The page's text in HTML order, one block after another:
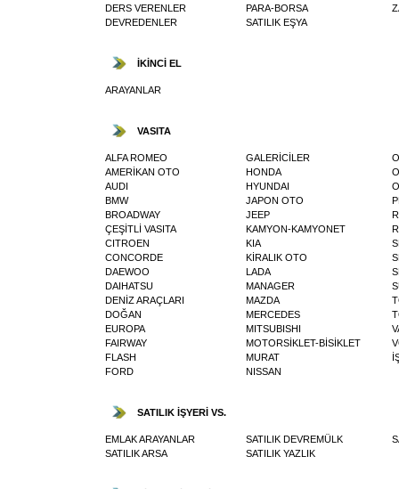
DERS VERENLER
DEVREDENLER
PARA-BORSA
SATILIK EŞYA
İKİNCİ EL
ARAYANLAR
VASITA
ALFA ROMEO
AMERİKAN OTO
AUDI
BMW
BROADWAY
ÇEŞİTLİ VASITA
CITROEN
CONCORDE
DAEWOO
DAIHATSU
DENİZ ARAÇLARI
DOĞAN
EUROPA
FAIRWAY
FLASH
FORD
GALERİCİLER
HONDA
HYUNDAI
JAPON OTO
JEEP
KAMYON-KAMYONET
KIA
KİRALIK OTO
LADA
MANAGER
MAZDA
MERCEDES
MITSUBISHI
MOTORSİKLET-BİSİKLET
MURAT
NISSAN
SATILIK İŞYERİ VS.
EMLAK ARAYANLAR
SATILIK ARSA
SATILIK DEVREMÜLK
SATILIK YAZLIK